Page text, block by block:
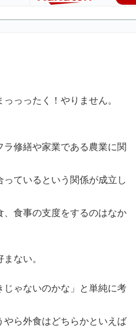
っったく！やりません。
修繕や家業である農業に関
ているという関係が成立し
食事の支度をするのはなか
ない。
ゃないのかな」と単純に考
ら外食はどちらかといえば